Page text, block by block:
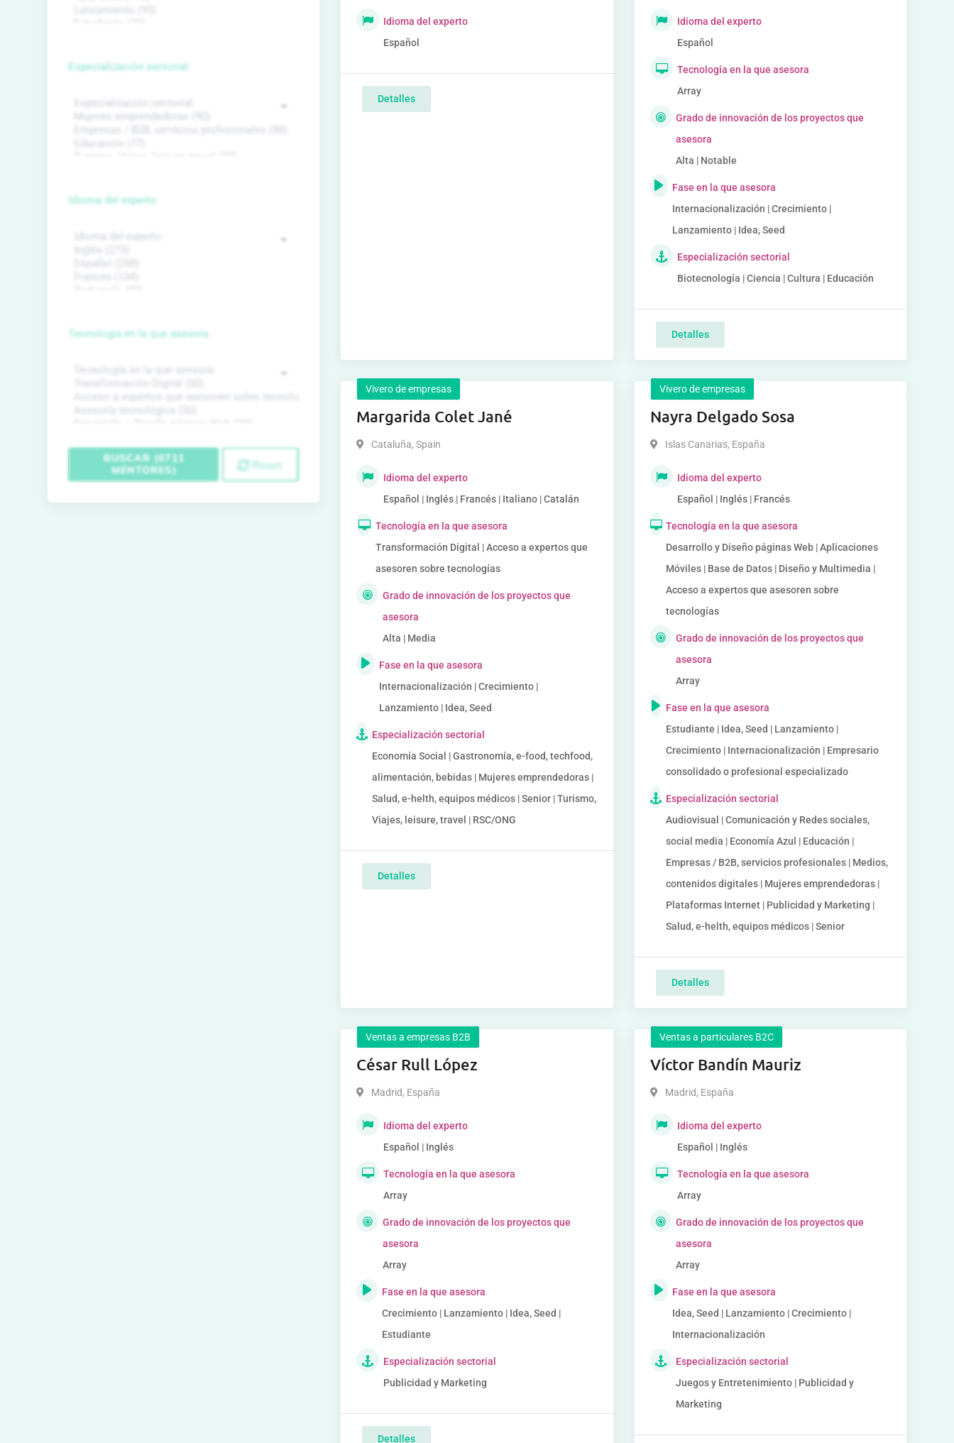
Idioma del experto
Español
Detalles
Idioma del experto
Español
Tecnología en la que asesora
Array
Grado de innovación de los proyectos que
asesora
Alta | Notable
Fase en la que asesora
Internacionalización | Crecimiento |
Lanzamiento | Idea, Seed
Especialización sectorial
Biotecnología | Ciencia | Cultura | Educación
Detalles
Vivero de empresas
Margarida Colet Jané
Cataluña, Spain
Idioma del experto
Español | Inglés | Francés | Italiano | Catalán
Tecnología en la que asesora
Transformación Digital | Acceso a expertos que
asesoren sobre tecnologías
Grado de innovación de los proyectos que
asesora
Alta | Media
Fase en la que asesora
Internacionalización | Crecimiento |
Lanzamiento | Idea, Seed
Especialización sectorial
Economía Social | Gastronomía, e-food, techfood,
alimentación, bebidas | Mujeres emprendedoras |
Salud, e-helth, equipos médicos | Senior | Turismo,
Viajes, leisure, travel | RSC/ONG
Detalles
Vivero de empresas
Nayra Delgado Sosa
Islas Canarias, España
Idioma del experto
Español | Inglés | Francés
Tecnología en la que asesora
Desarrollo y Diseño páginas Web | Aplicaciones
Móviles | Base de Datos | Diseño y Multimedia |
Acceso a expertos que asesoren sobre
tecnologías
Grado de innovación de los proyectos que
asesora
Array
Fase en la que asesora
Estudiante | Idea, Seed | Lanzamiento |
Crecimiento | Internacionalización | Empresario
consolidado o profesional especializado
Especialización sectorial
Audiovisual | Comunicación y Redes sociales,
social media | Economía Azul | Educación |
Empresas / B2B, servicios profesionales | Medios,
contenidos digitales | Mujeres emprendedoras |
Plataformas Internet | Publicidad y Marketing |
Salud, e-helth, equipos médicos | Senior
Detalles
Ventas a empresas B2B
César Rull López
Madrid, España
Idioma del experto
Español | Inglés
Tecnología en la que asesora
Array
Grado de innovación de los proyectos que
asesora
Array
Fase en la que asesora
Crecimiento | Lanzamiento | Idea, Seed |
Estudiante
Especialización sectorial
Publicidad y Marketing
Detalles
Ventas a particulares B2C
Víctor Bandín Mauriz
Madrid, España
Idioma del experto
Español | Inglés
Tecnología en la que asesora
Array
Grado de innovación de los proyectos que
asesora
Array
Fase en la que asesora
Idea, Seed | Lanzamiento | Crecimiento |
Internacionalización
Especialización sectorial
Juegos y Entretenimiento | Publicidad y
Marketing
Especialización sectorial
Idioma del experto
Tecnología en la que asesora
BUSCAR (6711
MENTORES)
Reset